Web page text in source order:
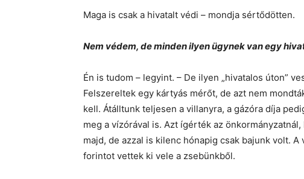
Maga is csak a hivatalt védi – mondja sértődötten.
Nem védem, de minden ilyen ügynek van egy
Én is tudom – legyint. – De ilyen „hivatalos úton”
Felszereltek egy kártyás mérőt, de azt nem
kell. Átálltunk teljesen a villanyra, a gázóra díja
meg a vízórával is. Azt ígérték az
majd, de azzal is kilenc hónapig csak bajunk volt.
forintot vettek ki vele a zsebünkből.